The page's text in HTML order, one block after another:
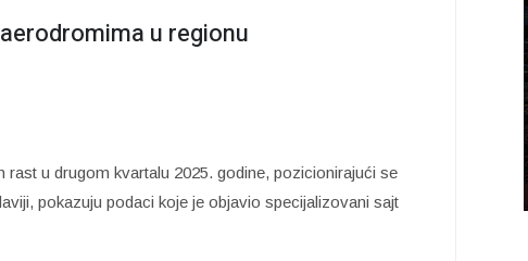
u regionu
u drugom kvartalu 2025. godine, pozicionirajući se
pokazuju podaci koje je objavio specijalizovani sajt